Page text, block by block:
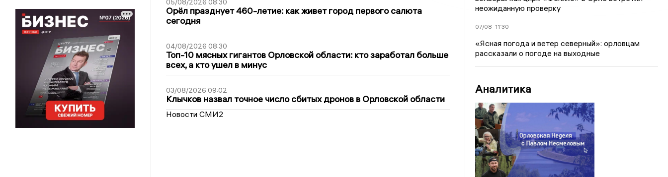
05/08/2026 08:30
Орёл празднует 460-летие: как живет город первого салюта
сегодня
04/08/2026 08:30
Топ-10 мясных гигантов Орловской области: кто заработал больше
всех, а кто ушел в минус
03/08/2026 09:02
Клычков назвал точное число сбитых дронов в Орловской области
Новости СМИ2
неожиданную проверку
07/08 11:30
«Ясная погода и ветер северный»: орловцам
рассказали о погоде на выходные
Аналитика